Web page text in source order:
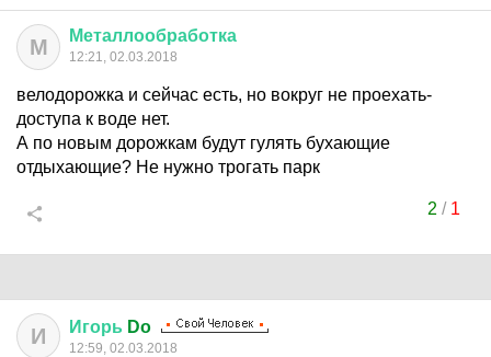
М Металлообработка
12:21, 02.03.2018
велодорожка и сейчас есть, но вокруг не проехать-
доступа к воде нет.
А по новым дорожкам будут гулять бухающие
отдыхающие? Не нужно трогать парк
2 / 1
И Игорь Do
12:59, 02.03.2018